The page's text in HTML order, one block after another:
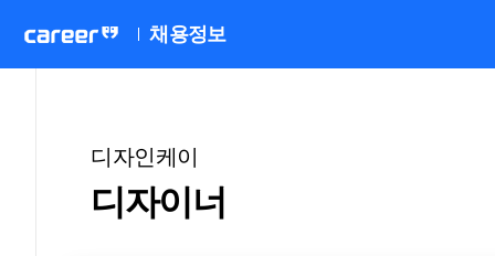
채용정보
디자인케이
디자이너